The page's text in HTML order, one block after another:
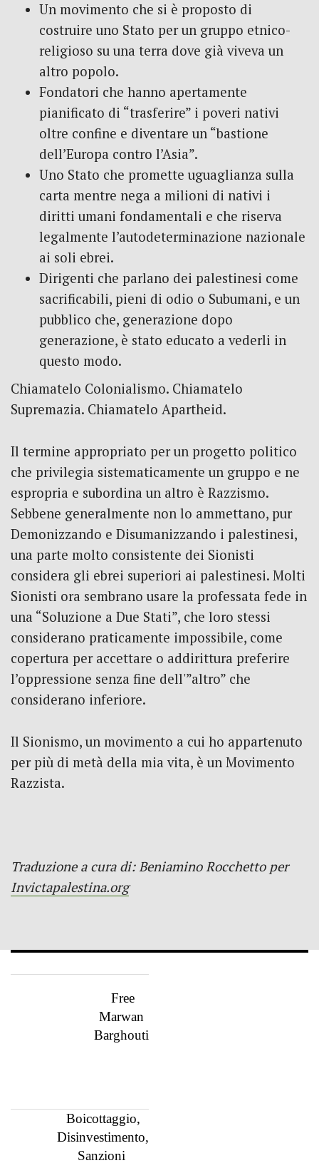
Un movimento che si è proposto di
costruire uno Stato per un gruppo etnico-
religioso su una terra dove già viveva un
altro popolo.
Fondatori che hanno apertamente
pianificato di “trasferire” i poveri nativi
oltre confine e diventare un “bastione
dell’Europa contro l’Asia”.
Uno Stato che promette uguaglianza sulla
carta mentre nega a milioni di nativi i
diritti umani fondamentali e che riserva
legalmente l’autodeterminazione nazionale
ai soli ebrei.
Dirigenti che parlano dei palestinesi come
sacrificabili, pieni di odio o Subumani, e un
pubblico che, generazione dopo
generazione, è stato educato a vederli in
questo modo.
Chiamatelo Colonialismo. Chiamatelo
Supremazia. Chiamatelo Apartheid.
Il termine appropriato per un progetto politico
che privilegia sistematicamente un gruppo e ne
espropria e subordina un altro è Razzismo.
Sebbene generalmente non lo ammettano, pur
Demonizzando e Disumanizzando i palestinesi,
una parte molto consistente dei Sionisti
considera gli ebrei superiori ai palestinesi. Molti
Sionisti ora sembrano usare la professata fede in
una “Soluzione a Due Stati”, che loro stessi
considerano praticamente impossibile, come
copertura per accettare o addirittura preferire
l’oppressione senza fine dell'”altro” che
considerano inferiore.
Il Sionismo, un movimento a cui ho appartenuto
per più di metà della mia vita, è un Movimento
Razzista.
Traduzione a cura di: Beniamino Rocchetto per
Invictapalestina.org
Free
Marwan
Barghouti
Boicottaggio,
Disinvestimento,
Sanzioni